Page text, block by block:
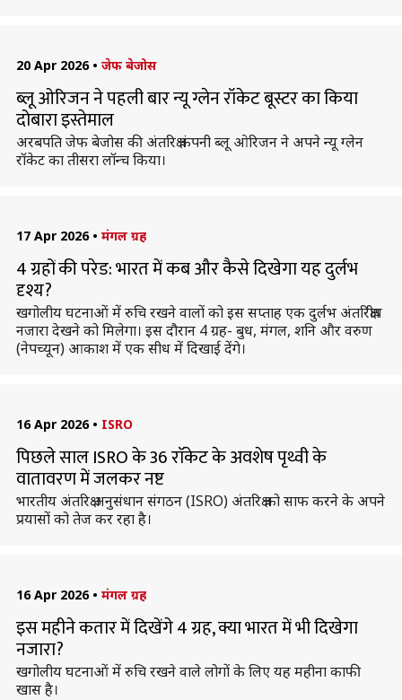
20 Apr 2026 • जेफ बेजोस
ब्लू ओरिजन ने पहली बार न्यू ग्लेन रॉकेट बूस्टर का किया
दोबारा इस्तेमाल
अरबपति जेफ बेजोस की अंतरिक्ष कंपनी ब्लू ओरिजन ने अपने न्यू ग्लेन
रॉकेट का तीसरा लॉन्च किया।
17 Apr 2026 • मंगल ग्रह
4 ग्रहों की परेड: भारत में कब और कैसे दिखेगा यह दुर्लभ
दृश्य?
खगोलीय घटनाओं में रुचि रखने वालों को इस सप्ताह एक दुर्लभ अंतरिक्षीय
नजारा देखने को मिलेगा। इस दौरान 4 ग्रह- बुध, मंगल, शनि और वरुण
(नेपच्यून) आकाश में एक सीध में दिखाई देंगे।
16 Apr 2026 • ISRO
पिछले साल ISRO के 36 राॅकेट के अवशेष पृथ्वी के
वातावरण में जलकर नष्ट
भारतीय अंतरिक्ष अनुसंधान संगठन (ISRO) अंतरिक्ष को साफ करने के अपने
प्रयासों को तेज कर रहा है।
16 Apr 2026 • मंगल ग्रह
इस महीने कतार में दिखेंगे 4 ग्रह, क्या भारत में भी दिखेगा
नजारा?
खगोलीय घटनाओं में रुचि रखने वाले लोगों के लिए यह महीना काफी
खास है।